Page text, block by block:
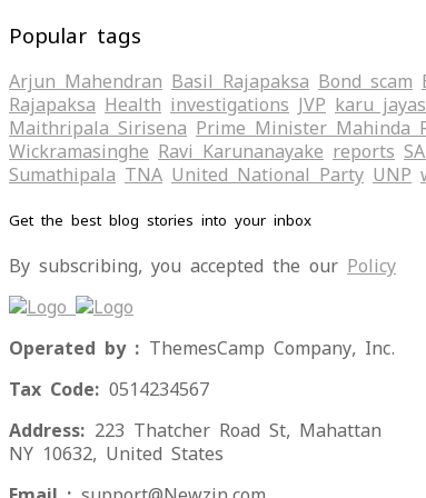
Popular tags
Arjun Mahendran Basil Rajapaksa Bond scam
Rajapaksa Health investigations JVP karu
Maithripala Sirisena Prime Minister Mahinda
Wickramasinghe Ravi Karunanayake reports
Sumathipala TNA United National Party UNP
Get the best blog stories into your inbox
By subscribing, you accepted the our Policy
Operated by : ThemesCamp Company, Inc.
Tax Code: 0514234567
Address: 223 Thatcher Road St, Mahattan
NY 10632, United States